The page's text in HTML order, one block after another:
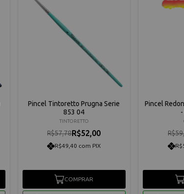
Pincel Tintoretto Prugna Serie
853 04
TINTORETTO
R$57,78R$52,00
R$49,40 com PIX
COMPRAR
Pincel